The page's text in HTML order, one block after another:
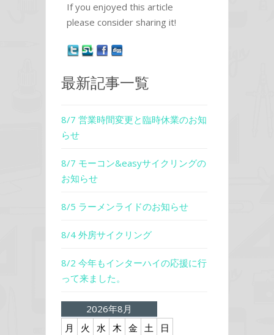
If you enjoyed this article
please consider sharing it!
最新記事一覧
8/7 営業時間変更と臨時休業のお知
らせ
8/7 モーコン&easyサイクリングの
お知らせ
8/5 ラーメンライドのお知らせ
8/4 外房サイクリング
8/2 今年もインターハイの応援に行
って来ました。
2026年8月
月
火 水 木 金 土
日